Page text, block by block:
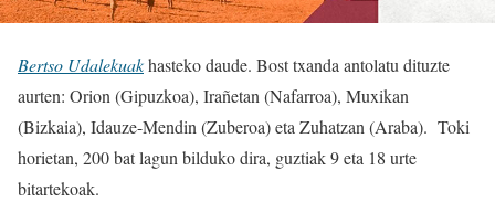
Bertso Udalekuakhasteko daude. Bost txanda antolatu dituzte
aurten: Orion (Gipuzkoa), Irañetan (Nafarroa), Muxikan
(Bizkaia), Idauze-Mendin (Zuberoa) eta Zuhatzan (Araba). Toki
horietan, 200 bat lagun bilduko dira, guztiak 9 eta 18 urte
bitartekoak.